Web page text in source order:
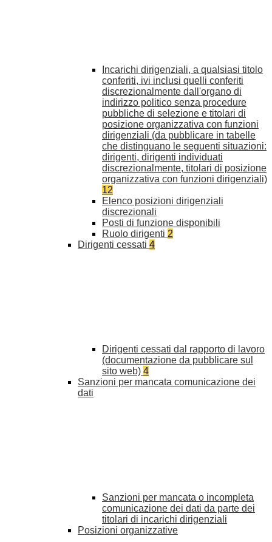
Incarichi dirigenziali, a qualsiasi titolo
conferiti, ivi inclusi quelli conferiti
discrezionalmente dall'organo di
indirizzo politico senza procedure
pubbliche di selezione e titolari di
posizione organizzativa con funzioni
dirigenziali (da pubblicare in tabelle
che distinguano le seguenti situazioni:
dirigenti, dirigenti individuati
discrezionalmente, titolari di posizione
organizzativa con funzioni dirigenziali)
12
Elenco posizioni dirigenziali
discrezionali
Posti di funzione disponibili
Ruolo dirigenti 2
Dirigenti cessati 4
Dirigenti cessati dal rapporto di lavoro
(documentazione da pubblicare sul
sito web) 4
Sanzioni per mancata comunicazione dei
dati
Sanzioni per mancata o incompleta
comunicazione dei dati da parte dei
titolari di incarichi dirigenziali
Posizioni organizzative